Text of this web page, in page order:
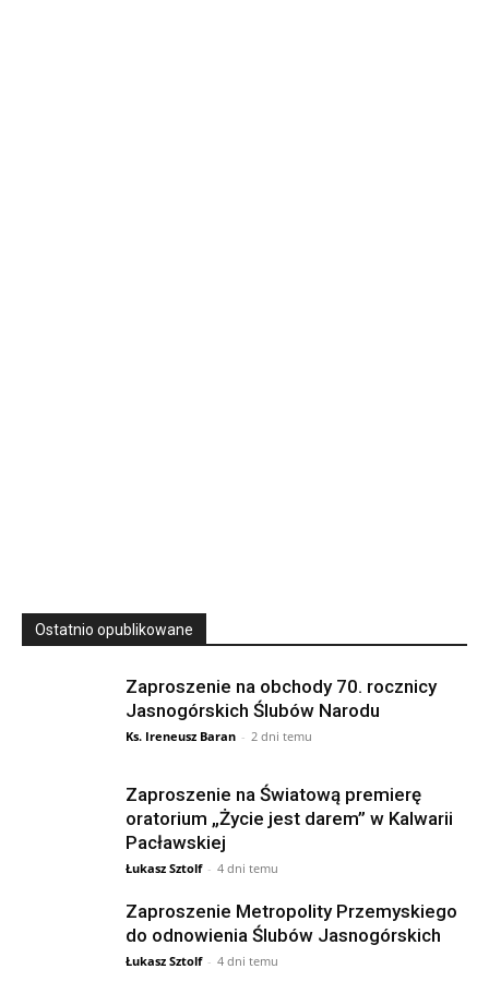
Ostatnio opublikowane
Zaproszenie na obchody 70. rocznicy
Jasnogórskich Ślubów Narodu
Ks. Ireneusz Baran - 2 dni temu
Zaproszenie na Światową premierę
oratorium „Życie jest darem” w Kalwarii
Pacławskiej
Łukasz Sztolf - 4 dni temu
Zaproszenie Metropolity Przemyskiego
do odnowienia Ślubów Jasnogórskich
Łukasz Sztolf - 4 dni temu